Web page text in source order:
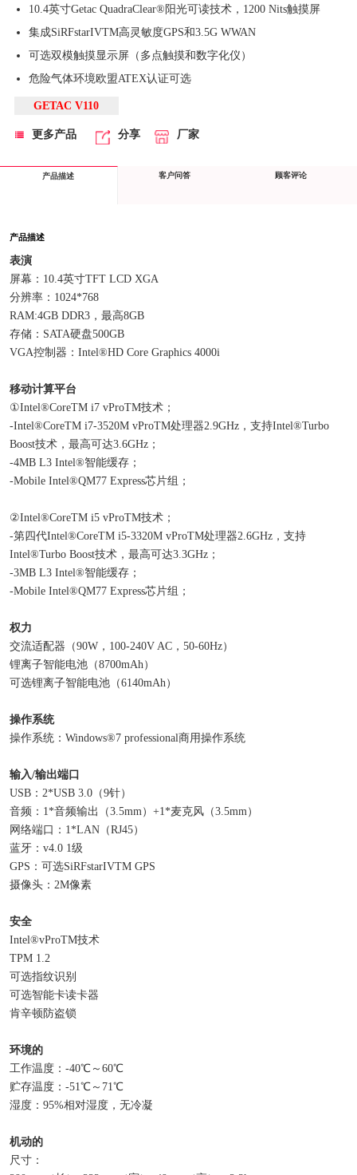
10.4英寸Getac QuadraClear®阳光可读技术，1200 Nits触摸屏
集成SiRFstarIVTM高灵敏度GPS和3.5G WWAN
可选双模触摸显示屏（多点触摸和数字化仪）
危险气体环境欧盟ATEX认证可选
GETAC V110
更多产品 分享 厂家
产品描述 客户问答 顾客评论
产品描述
表演
屏幕：10.4英寸TFT LCD XGA
分辨率：1024*768
RAM:4GB DDR3，最高8GB
存储：SATA硬盘500GB
VGA控制器：Intel®HD Core Graphics 4000i
移动计算平台
①Intel®CoreTM i7 vProTM技术；
-Intel®CoreTM i7-3520M vProTM处理器2.9GHz，支持Intel®Turbo
Boost技术，最高可达3.6GHz；
-4MB L3 Intel®智能缓存；
-Mobile Intel®QM77 Express芯片组；
②Intel®CoreTM i5 vProTM技术；
-第四代Intel®CoreTM i5-3320M vProTM处理器2.6GHz，支持
Intel®Turbo Boost技术，最高可达3.3GHz；
-3MB L3 Intel®智能缓存；
-Mobile Intel®QM77 Express芯片组；
权力
交流适配器（90W，100-240V AC，50-60Hz）
锂离子智能电池（8700mAh）
可选锂离子智能电池（6140mAh）
操作系统
操作系统：Windows®7 professional商用操作系统
输入/输出端口
USB：2*USB 3.0（9针）
音频：1*音频输出（3.5mm）+1*麦克风（3.5mm）
网络端口：1*LAN（RJ45）
蓝牙：v4.0 1级
GPS：可选SiRFstarIVTM GPS
摄像头：2M像素
安全
Intel®vProTM技术
TPM 1.2
可选指纹识别
可选智能卡读卡器
肯辛顿防盗锁
环境的
工作温度：-40℃～60℃
贮存温度：-51℃～71℃
湿度：95%相对湿度，无冷凝
机动的
尺寸：